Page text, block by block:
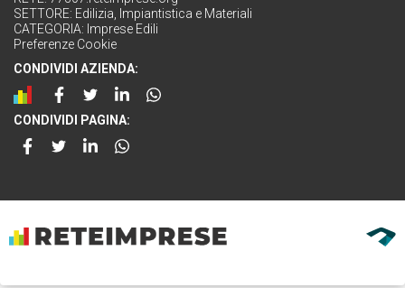
SETTORE: Edilizia, Impiantistica e Materiali
CATEGORIA: Imprese Edili
Preferenze Cookie
CONDIVIDI AZIENDA:
CONDIVIDI PAGINA: